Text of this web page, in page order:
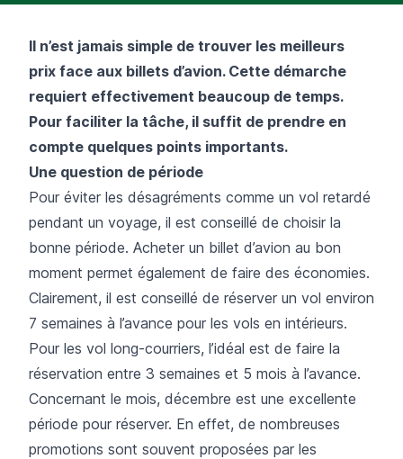
Il n’est jamais simple de trouver les meilleurs
prix face aux billets d’avion. Cette démarche
requiert effectivement beaucoup de temps.
Pour faciliter la tâche, il suffit de prendre en
compte quelques points importants.
Une question de période
Pour éviter les désagréments comme un vol retardé
pendant un voyage, il est conseillé de choisir la
bonne période. Acheter un billet d’avion au bon
moment permet également de faire des économies.
Clairement, il est conseillé de réserver un vol environ
7 semaines à l’avance pour les vols en intérieurs.
Pour les vol long-courriers, l’idéal est de faire la
réservation entre 3 semaines et 5 mois à l’avance.
Concernant le mois, décembre est une excellente
période pour réserver. En effet, de nombreuses
promotions sont souvent proposées par les